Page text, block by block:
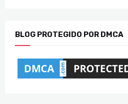
BLOG PROTEGIDO POR DMCA